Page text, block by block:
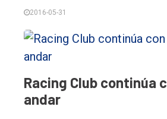
Contacto2016-05-31
Racing Club continúa
andar